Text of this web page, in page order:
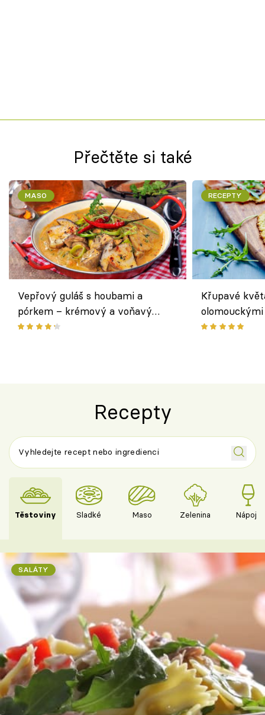
Přečtěte si také
MASO
Vepřový guláš s houbami a
pórkem – krémový a voňavý
pokrm z jednoho hrnce
RECEPTY
Křupavé
bezlepkový
Recepty
Těstoviny Sladké Maso Zelenina Nápoje
SALÁTY